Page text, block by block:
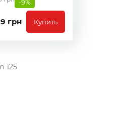
-9%
грн Купить
125